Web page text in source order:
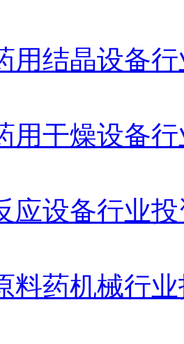
用结晶设备
用干燥设备
应设备行业
料药机械行